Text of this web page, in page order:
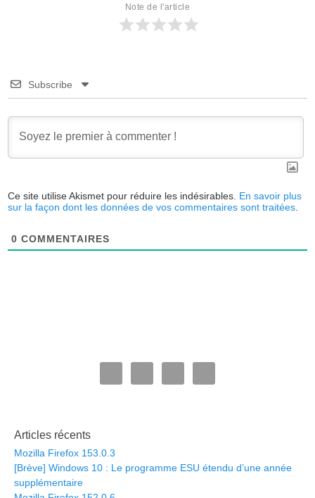
Note de l'article
Subscribe
Ce site utilise Akismet pour réduire les indésirables. En savoir plus
sur la façon dont les données de vos commentaires sont traitées
0 COMMENTAIRES
Articles récents
Mozilla Firefox 153.0.3
[Brève] Windows 10 : Le programme ESU étendu d’une année
supplémentaire